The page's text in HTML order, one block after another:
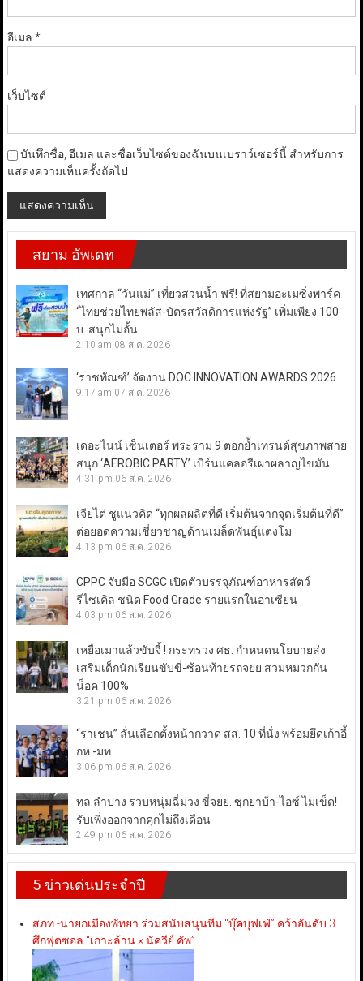
อีเมล *
เว็บไซต์
บันทึกชื่อ, อีเมล และชื่อเว็บไซต์ของฉันบนเบราว์เซอร์นี้ สำหรับการ
แสดงความเห็นครั้งถัดไป
สยาม อัพเดท
เทศกาล “วันแม่” เที่ยวสวนน้ำ ฟรี! ที่สยามอะเมซิ่งพาร์ค
“ไทยช่วยไทยพลัส-บัตรสวัสดิการแห่งรัฐ” เพิ่มเพียง 100
บ. สนุกไม่อั้น
2:10 am 08 ส.ค. 2026
‘ราชทัณฑ์’ จัดงาน DOC INNOVATION AWARDS 2026
9:17 am 07 ส.ค. 2026
เดอะไนน์ เซ็นเตอร์ พระราม 9 ตอกย้ำเทรนด์สุขภาพสาย
สนุก ‘AEROBIC PARTY’ เบิร์นแคลอรีเผาผลาญไขมัน
4:31 pm 06 ส.ค. 2026
เจียไต๋ ชูแนวคิด “ทุกผลผลิตที่ดี เริ่มต้นจากจุดเริ่มต้นที่ดี”
ต่อยอดความเชี่ยวชาญด้านเมล็ดพันธุ์แตงโม
4:13 pm 06 ส.ค. 2026
CPPC จับมือ SCGC เปิดตัวบรรจุภัณฑ์อาหารสัตว์
รีไซเคิล ชนิด Food Grade รายแรกในอาเซียน
4:03 pm 06 ส.ค. 2026
เหยื่อเมาแล้วขับจี้ ! กระทรวง ศธ. กำหนดนโยบายส่ง
เสริมเด็กนักเรียนขับขี่-ซ้อนท้ายรถจยย.สวมหมวกกัน
น็อค 100%
3:21 pm 06 ส.ค. 2026
“ราเชน” ลั่นเลือกตั้งหน้ากวาด สส. 10 ที่นั่ง พร้อมยึดเก้าอี้
กห.-มท.
3:06 pm 06 ส.ค. 2026
ทล.ลำปาง รวบหนุ่มฉี่ม่วง ขี่จยย. ซุกยาบ้า-ไอซ์ ไม่เข็ด!
รับเพิ่งออกจากคุกไม่ถึงเดือน
2:49 pm 06 ส.ค. 2026
5 ข่าวเด่นประจำปี
สภท.-นายกเมืองพัทยา ร่วมสนับสนุนทีม “บุ๊คบุฟเฟ่” คว้าอันดับ 3
ศึกฟุตซอล “เกาะล้าน × นัควีย์ คัพ”